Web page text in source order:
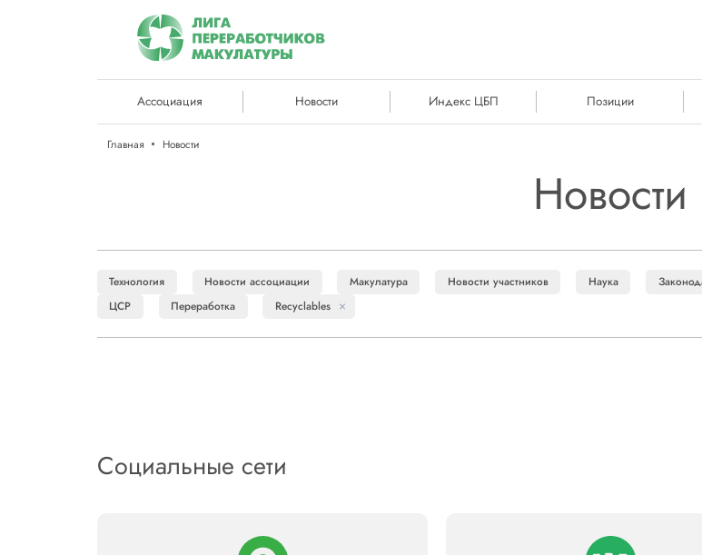
Ассоциация Новости Индекс ЦБП Позиции
Главная Новости
Новости
Технология Новости ассоциации Макулатура Новости участников Наука
ЦСР
Переработка Recyclables
Социальные сети